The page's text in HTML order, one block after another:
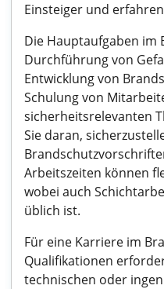
Einsteiger und
Die Hauptaufgaben im
Durchführung von
Entwicklung von
Schulung von
sicherheitsrelevanten
Sie daran,
Arbeitszeiten können
wobei auch
üblich ist.
Für eine Karriere im
Qualifikationen
technischen oder